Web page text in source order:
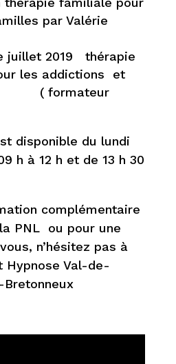
par Valérie
juillet 2019 thérapie
les addictions et
( formateur
disponible du lundi
h à 12 h et de 13 h 30
complémentaire
PNL ou pour une
n’hésitez pas à
Hypnose Val-de-